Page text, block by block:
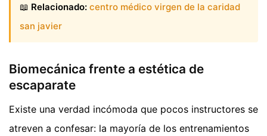
📖 Relacionado: centro médico virgen de la caridad
san javier
Biomecánica frente a estética de
escaparate
Existe una verdad incómoda que pocos instructores se
atreven a confesar: la mayoría de los entrenamientos